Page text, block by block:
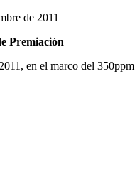
de 2011
Premiación
en el marco del 350ppm